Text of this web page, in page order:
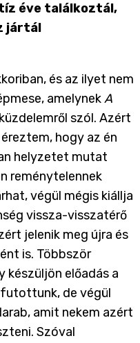
éve találkoztál,
jártál
és az ilyet nem
amelynekA
szól. Azért
hogy az én
helyzetet mutat
reménytelennek
végül mégis kiállja
vissza-visszatérő
jelenik meg újra és
is. Többször
készüljön előadás a
futottunk, de végül
amit nekem azért
Szóval